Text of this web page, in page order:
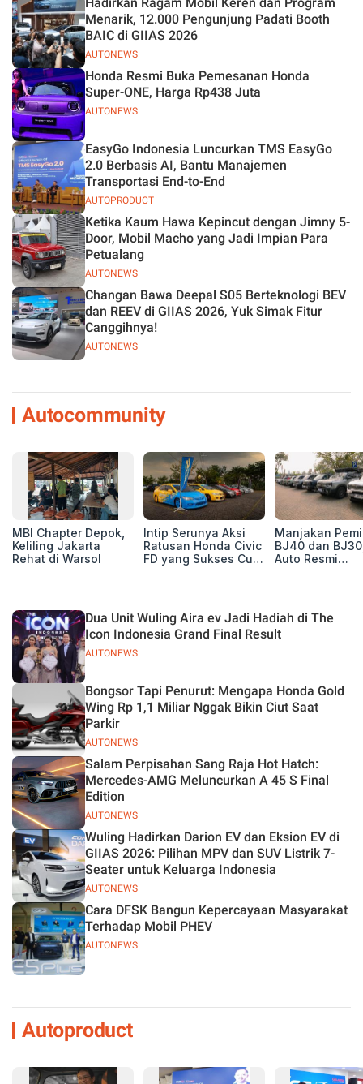
Jelas
AUTONEWS
Menarik, 12.000 Pengunjung Padati Booth
BAIC di GIIAS 2026
AUTONEWS
Honda Resmi Buka Pemesanan Honda
Super-ONE, Harga Rp438 Juta
AUTOPRODUCT
EasyGo Indonesia Luncurkan TMS EasyGo
2.0 Berbasis AI, Bantu Manajemen
Transportasi End-to-End
AUTONEWS
Ketika Kaum Hawa Kepincut dengan Jimny 5-
Door, Mobil Macho yang Jadi Impian Para
Petualang
AUTONEWS
Changan Bawa Deepal S05 Berteknologi BEV
dan REEV di GIIAS 2026, Yuk Simak Fitur
Canggihnya!
Autocommunity
MBI Chapter Depok,
Keliling Jakarta
Rehat di Warsol
Intip Serunya Aksi
Ratusan Honda Civic
FD yang Sukses Curi
Manjakan
BJ40 dan
Auto Resmi
AUTONEWS
Dua Unit Wuling Aira ev Jadi Hadiah di The
Icon Indonesia Grand Final Result
AUTONEWS
Bongsor Tapi Penurut: Mengapa Honda Gold
Wing Rp 1,1 Miliar Nggak Bikin Ciut Saat
Parkir
AUTONEWS
Salam Perpisahan Sang Raja Hot Hatch:
Mercedes-AMG Meluncurkan A 45 S Final
Edition
AUTONEWS
Wuling Hadirkan Darion EV dan Eksion EV di
GIIAS 2026: Pilihan MPV dan SUV Listrik 7-
Seater untuk Keluarga Indonesia
AUTONEWS
Cara DFSK Bangun Kepercayaan Masyarakat
Terhadap Mobil PHEV
Autoproduct